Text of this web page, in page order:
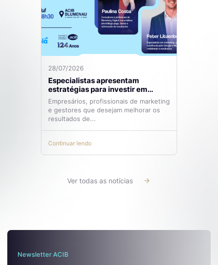
28/07/2026
Especialistas apresentam
estratégias para investir em
tráfego pago com mais eficiência
Empresários, profissionais de marketing
e gestores que desejam melhorar os
resultados de...
Continuar lendo
Ver todas as notícias
Newsletter ACIB